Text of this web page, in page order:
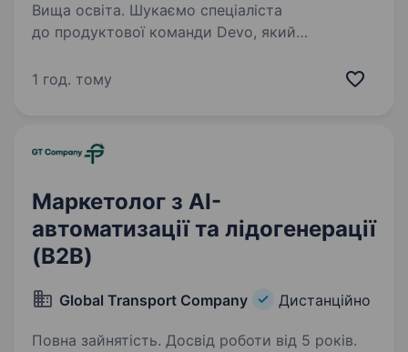
Вища освіта. Шукаємо спеціаліста
до продуктової команди Devo, який
та масштабування рекламних кампаній у Meta
та розвиває…
1 год. тому
Маркетолог з AI-
автоматизації та лідогенерації
(B2B)
Global Transport Company Дистанційно
Повна зайнятість. Досвід роботи від 5 років.